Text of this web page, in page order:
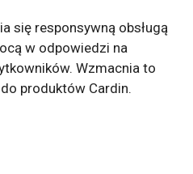
się responsywną obsługą
w odpowiedzi na
Wzmacnia to
produktów Cardin.